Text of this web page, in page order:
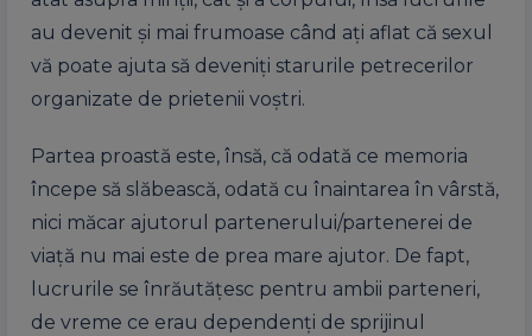
au devenit și mai frumoase când ați aflat că sexul
vă poate ajuta să deveniți starurile petrecerilor
organizate de prietenii voștri.
Partea proastă este, însă, că odată ce memoria
începe să slăbească, odată cu înaintarea în vârstă,
nici măcar ajutorul partenerului/partenerei de
viață nu mai este de prea mare ajutor. De fapt,
lucrurile se înrăutățesc pentru ambii parteneri,
de vreme ce erau dependenți de sprijinul